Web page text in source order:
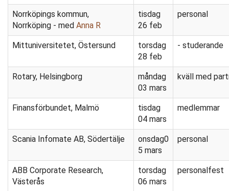
Norrköpings kommun,
Norrköping - med Anna R
tisdag
26 feb
personal
Mittuniversitetet, Östersund
torsdag
28 feb
- studerande
Rotary, Helsingborg
måndag
03 mars
kväll med
Finansförbundet, Malmö
tisdag
04 mars
medlemmar
Scania Infomate AB, Södertälje
onsdag0
5 mars
personal
ABB Corporate Research,
Västerås
torsdag
06 mars
personalfest